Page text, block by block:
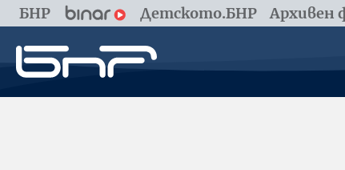
БНР Детското.БНР Архивен